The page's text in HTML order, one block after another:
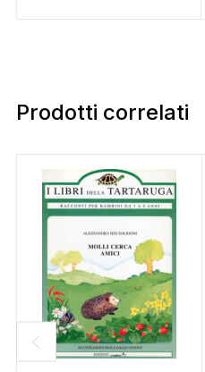
Prodotti correlati